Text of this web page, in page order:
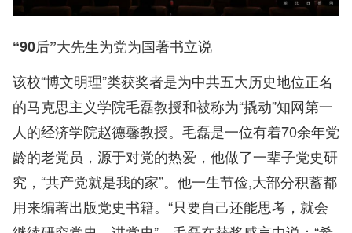
“90后”大先生为党为国著书立说
该校“博文明理”类获奖者是为中共五大历史地位正名
的马克思主义学院毛磊教授和被称为“撬动”知网第一
人的经济学院赵德馨教授。毛磊是一位有着70余年党
龄的老党员，源于对党的热爱，他做了一辈子党史研
究，“共产党就是我的家”。他一生节俭,大部分积蓄都
用来编著出版党史书籍。“只要自己还能思考，就会